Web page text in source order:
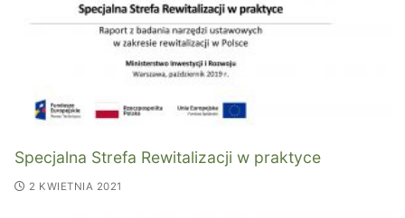
Specjalna Strefa Rewitalizacji w praktyce
2 KWIETNIA 2021